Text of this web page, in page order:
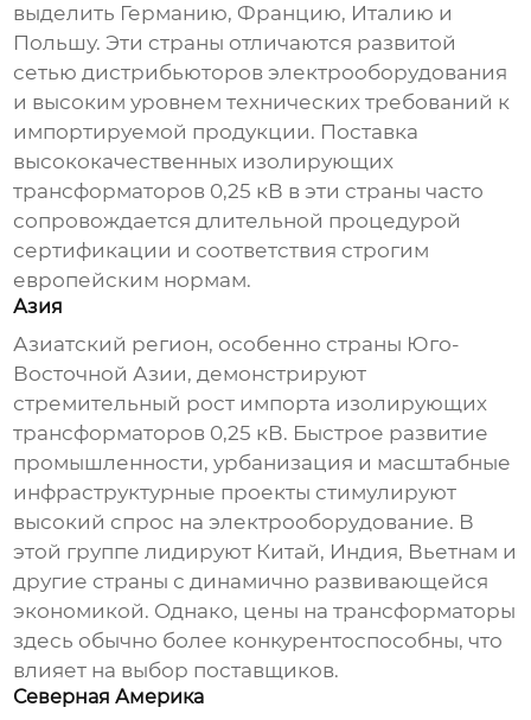
выделить Германию, Францию, Италию и
Польшу. Эти страны отличаются развитой
сетью дистрибьюторов электрооборудования
и высоким уровнем технических требований к
импортируемой продукции. Поставка
высококачественных изолирующих
трансформаторов 0,25 кВ в эти страны часто
сопровождается длительной процедурой
сертификации и соответствия строгим
европейским нормам.
Азия
Азиатский регион, особенно страны Юго-
Восточной Азии, демонстрируют
стремительный рост импорта изолирующих
трансформаторов 0,25 кВ. Быстрое развитие
промышленности, урбанизация и масштабные
инфраструктурные проекты стимулируют
высокий спрос на электрооборудование. В
этой группе лидируют Китай, Индия, Вьетнам и
другие страны с динамично развивающейся
экономикой. Однако, цены на трансформаторы
здесь обычно более конкурентоспособны, что
влияет на выбор поставщиков.
Северная Америка